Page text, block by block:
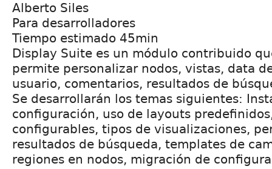
Alberto Siles
Para desarrolladores
Tiempo estimado 45min
Display Suite es un módulo contribuido
permite personalizar nodos, vistas, data
usuario, comentarios, resultados de
Se desarrollarán los temas siguientes:
configuración, uso de layouts
configurables, tipos de visualizaciones,
resultados de búsqueda, templates de
regiones en nodos, migración de